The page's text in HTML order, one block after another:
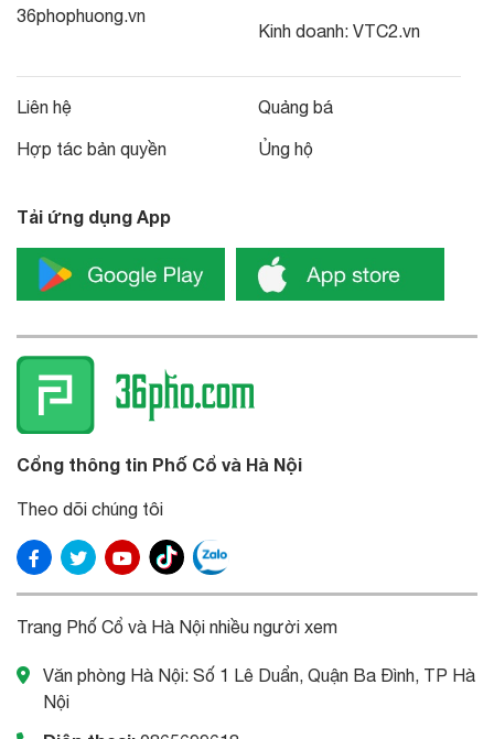
36phophuong.vn
Kinh doanh: VTC2.vn
Liên hệ
Hợp tác bản quyền
Quảng bá
Ủng hộ
Tải ứng dụng App
Cổng thông tin Phố Cổ và Hà Nội
Theo dõi chúng tôi
Trang Phố Cổ và Hà Nội nhiều người xem
Văn phòng Hà Nội: Số 1 Lê Duẩn, Quận Ba Đình, TP Hà
Nội